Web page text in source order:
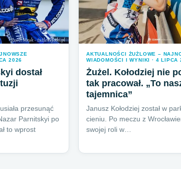
2026
dostał
przesunąć
Parnitskyi po
to wprost
AKTUALNOŚCI ŻUŻLOWE –
WIADOMOŚCI I WYNIKI · 4 LIPCA
Żużel. Kołodziej nie
tak pracował. „To
tajemnica”
Janusz Kołodziej został w
cieniu. Po meczu z
swojej roli w…